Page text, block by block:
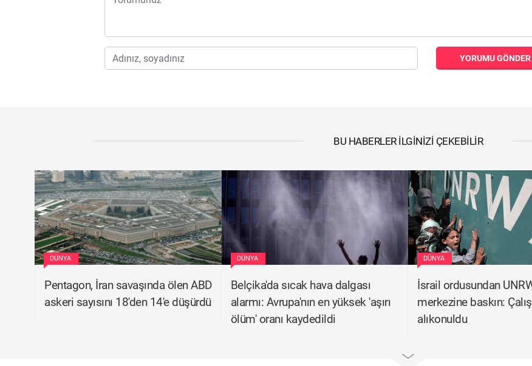
YORUMU GÖNDER
BU HABERLER İLGINIZI ÇEKEBILIR
DÜNYA
Pentagon, İran savaşında ölen ABD
askeri sayısını 18'den 14'e düşürdü
DÜNYA
Belçika'da sıcak hava dalgası
alarmı: Avrupa'nın en yüksek 'aşırı
ölüm' oranı kaydedildi
DÜNYA
İsrail ordusundan
merkezine baskın:
alıkonuldu